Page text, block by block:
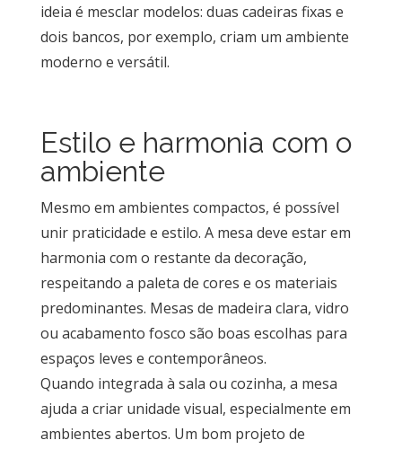
ideia é mesclar modelos: duas cadeiras fixas e
dois bancos, por exemplo, criam um ambiente
moderno e versátil.
Estilo e harmonia com o
ambiente
Mesmo em ambientes compactos, é possível
unir praticidade e estilo. A mesa deve estar em
harmonia com o restante da decoração,
respeitando a paleta de cores e os materiais
predominantes. Mesas de madeira clara, vidro
ou acabamento fosco são boas escolhas para
espaços leves e contemporâneos.
Quando integrada à sala ou cozinha, a mesa
ajuda a criar unidade visual, especialmente em
ambientes abertos. Um bom projeto de